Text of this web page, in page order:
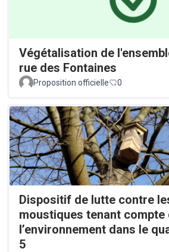
Végétalisation de
rue des Fontaines
Proposition officielle 0
Dispositif de lutte contre
moustiques tenant compte
l’environnement dans le
5